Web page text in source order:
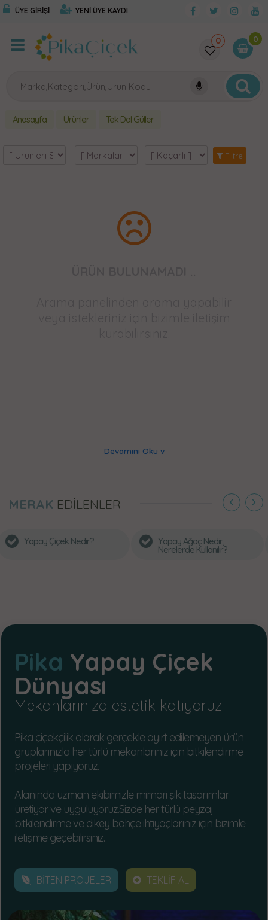
YENİ ÜYE KAYDI
ÜYE GİRİŞİ
0 0
Anasayfa Ürünler Tek Dal Güller
Filtre
Devamını Oku v
MERAK EDİLENLER
Çiçek Nedir? Yapay Ağaç Nedir,
Nerelerde Kullanılır?
Pika Yapay Çiçek
Dünyası
Mekanlarınıza estetik katıyoruz.
Pika çiçekçilik olarak gerçekle ayırt edilemeyen ürün
gruplarınızla her türlü mekanlarınız için bitkilendirme
projeleri yapıyoruz.
Alanında uzman ekibimizle mimari şık tasarımlar
üretiyor ve uyguluyoruz.Sizde her türlü peyzaj
bitkilendirme ve dikey bahçe ihtiyaçlarınız için bizimle
iletişime geçebilirsiniz.
BİTEN PROJELER TEKLİF AL